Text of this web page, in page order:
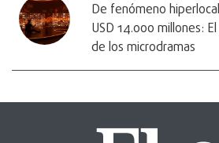
De fenómeno
USD 14.000 millones:
de los microdramas